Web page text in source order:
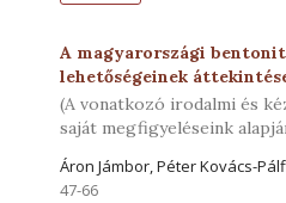
A magyarországi
lehetőségeinek
(A vonatkozó irodalmi és
saját megfigyeléseink
Áron Jámbor, Péter Kovács-
47-66